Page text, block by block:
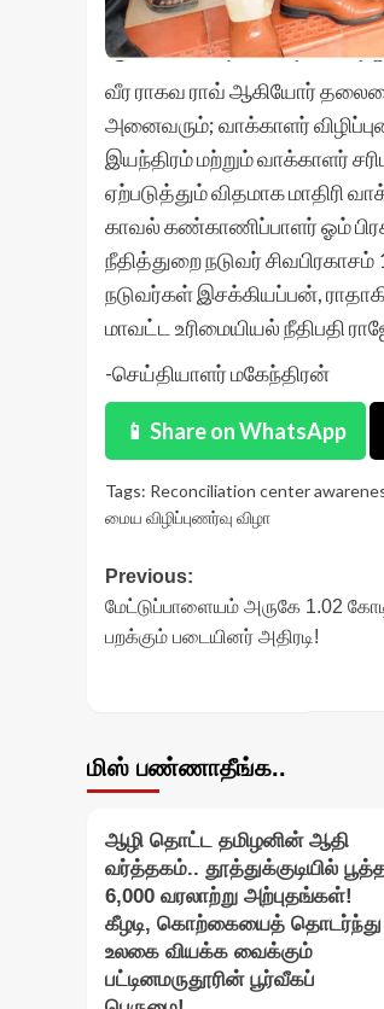
வீர ராகவ ராவ் ஆகியோர்
அனைவரும்; வாக்காளர்
இயந்திரம் மற்றும் வாக்காளர்
ஏற்படுத்தும் விதமாக மாதிரி
காவல் கண்காணிப்பாளர் ஓம்
நீதித்துறை நடுவர்
நடுவர்கள் இசக்கியப்பன்,
மாவட்ட உரிமையியல் நீதிபதி
-செய்தியாளர் மகேந்திரன்
📱 Share on WhatsApp
Tags: Reconciliation center
மைய விழிப்புணர்வு விழா
Post
navigation
Previous:
மேட்டுப்பாளையம் அருகே 1.02
பறக்கும் படையினர் அதிரடி!
மிஸ் பண்ணாதீங்க..
ஆழி தொட்ட தமிழனின் ஆதி
வர்த்தகம்.. தூத்துக்குடியில்
6,000 வரலாற்று அற்புதங்கள்!
கீழடி, கொற்கையைத் தொடர்ந்து
உலகை வியக்க வைக்கும்
பட்டினமருதூரின் பூர்வீகப்